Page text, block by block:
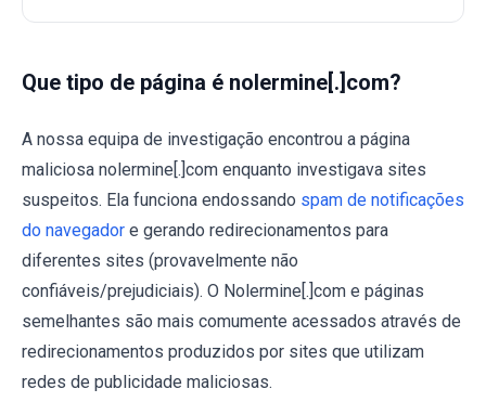
Que tipo de página é nolermine[.]com?
A nossa equipa de investigação encontrou a página
maliciosa nolermine[.]com enquanto investigava sites
suspeitos. Ela funciona endossando spam de notificações
do navegador e gerando redirecionamentos para
diferentes sites (provavelmente não
confiáveis/prejudiciais). O Nolermine[.]com e páginas
semelhantes são mais comumente acessados através de
redirecionamentos produzidos por sites que utilizam
redes de publicidade maliciosas.